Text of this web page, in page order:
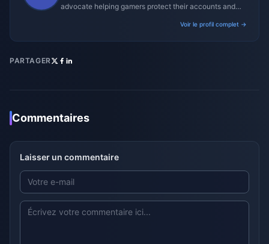
advocate helping gamers protect their accounts and
Voir le profil complet →
PARTAGER
Commentaires
Laisser un commentaire